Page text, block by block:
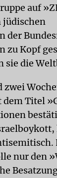
auf
jü­dischen
der
zu Kopf
sie die
zwei
Titel
nur den